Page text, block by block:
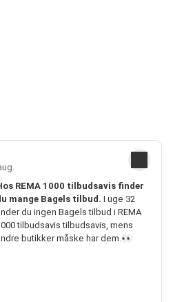
REMA 1000 tilbudsavis finder
mange Bagels tilbud. I uge 32
du ingen Bagels tilbud i REMA
tilbudsavis tilbudsavis, mens
butikker måske har dem.👀